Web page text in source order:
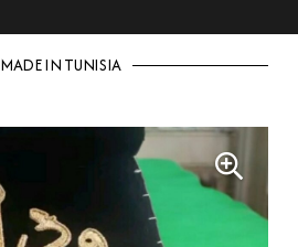
MADE IN TUNISIA